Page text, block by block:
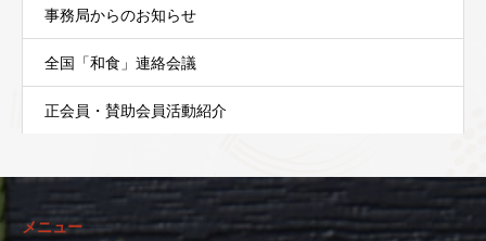
事務局からのお知らせ
全国「和食」連絡会議
正会員・賛助会員活動紹介
メニュー